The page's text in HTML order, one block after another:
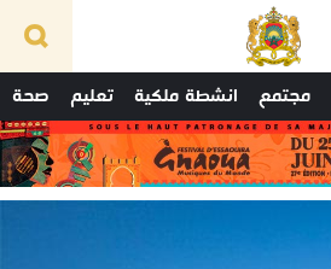
مجتمع انشطة ملكية تعليم صحة